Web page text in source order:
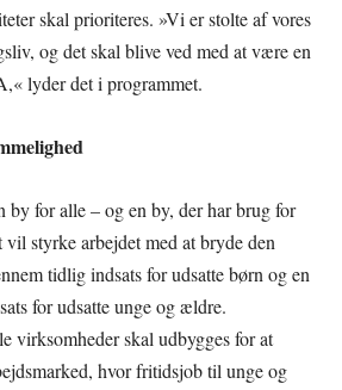
skal prioriteres. »Vi er stolte af vores
og det skal blive ved med at være en
lyder det i programmet.
by for alle – og en by, der har brug for
styrke arbejdet med at bryde den
tidlig indsats for udsatte børn og en
for udsatte unge og ældre.
virksomheder skal udbygges for at
hvor fritidsjob til unge og